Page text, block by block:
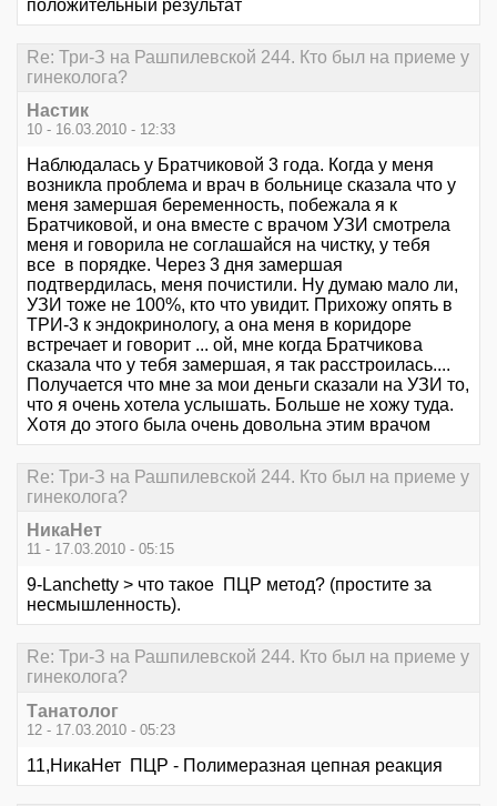
положительный результат
Re: Три-З на Рашпилевской 244. Кто был на приеме у
гинеколога?
Настик
10 - 16.03.2010 - 12:33
Наблюдалась у Братчиковой 3 года. Когда у меня
возникла проблема и врач в больнице сказала что у
меня замершая беременность, побежала я к
Братчиковой, и она вместе с врачом УЗИ смотрела
меня и говорила не соглашайся на чистку, у тебя
все в порядке. Через 3 дня замершая
подтвердилась, меня почистили. Ну думаю мало ли,
УЗИ тоже не 100%, кто что увидит. Прихожу опять в
ТРИ-3 к эндокринологу, а она меня в коридоре
встречает и говорит ... ой, мне когда Братчикова
сказала что у тебя замершая, я так расстроилась....
Получается что мне за мои деньги сказали на УЗИ то,
что я очень хотела услышать. Больше не хожу туда.
Хотя до этого была очень довольна этим врачом
Re: Три-З на Рашпилевской 244. Кто был на приеме у
гинеколога?
НикаНет
11 - 17.03.2010 - 05:15
9-Lanchetty > что такое ПЦР метод? (простите за
несмышленность).
Re: Три-З на Рашпилевской 244. Кто был на приеме у
гинеколога?
Танатолог
12 - 17.03.2010 - 05:23
11,НикаНет ПЦР - Полимеразная цепная реакция